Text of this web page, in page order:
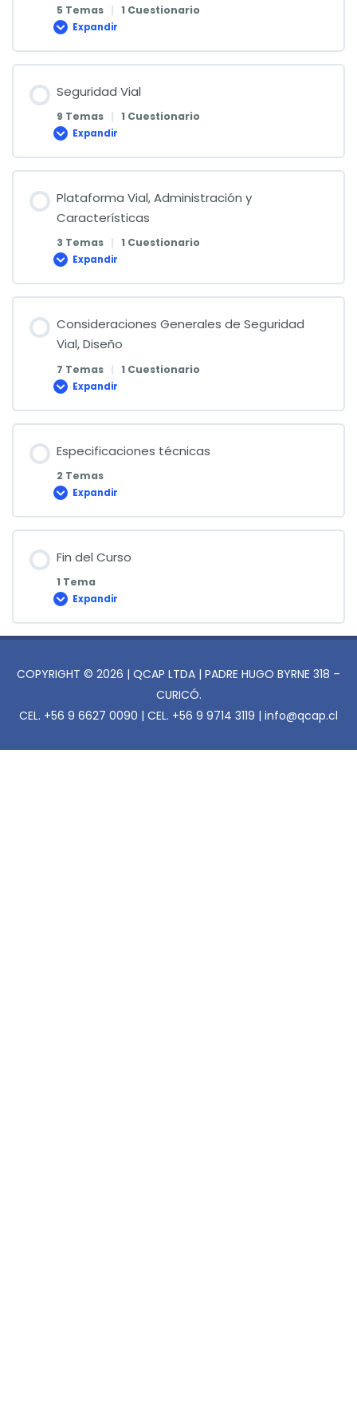
5 Temas | 1 Cuestionario
Expandir
Tránsito,
y
sus
Seguridad Vial
9 Temas | 1 Cuestionario
Expandir
Seguridad
Plataforma Vial, Administración y
Características
3 Temas | 1 Cuestionario
Expandir
Plataforma
Administración
y
Consideraciones Generales de Seguridad
Vial, Diseño
7 Temas | 1 Cuestionario
Expandir
Consideraciones
de
Seguridad
Diseño
Especificaciones técnicas
2 Temas
Expandir
Especificaciones
Fin del Curso
1 Tema
Expandir
Fin
Curso
COPYRIGHT © 2026 | QCAP LTDA | PADRE HUGO BYRNE 318 –
CURICÓ.
CEL. +56 9 6627 0090 | CEL. +56 9 9714 3119 | info@qcap.cl